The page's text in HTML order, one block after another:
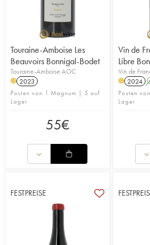
Touraine-Amboise Les
Beauvoirs Bonnigal-Bodet
Touraine-Amboise AOC
2023
Posten von 1 Magnum | 5 auf
Lager
55€
Vin de
Libre
Vin de
2024
Posten
Lager
FESTPREISE